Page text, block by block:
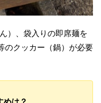
）、袋入りの即席麺を
のクッカー（鍋）が必要